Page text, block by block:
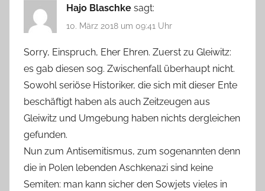
Hajo Blaschke sagt:
10. März 2018 um 09:41 Uhr
Sorry, Einspruch, Eher Ehren. Zuerst zu Gleiwitz:
es gab diesen sog. Zwischenfall überhaupt nicht.
Sowohl seriöse Historiker, die sich mit dieser Ente
beschäftigt haben als auch Zeitzeugen aus
Gleiwitz und Umgebung haben nichts dergleichen
gefunden.
Nun zum Antisemitismus, zum sogenannten denn
die in Polen lebenden Aschkenazi sind keine
Semiten: man kann sicher den Sowjets vieles in